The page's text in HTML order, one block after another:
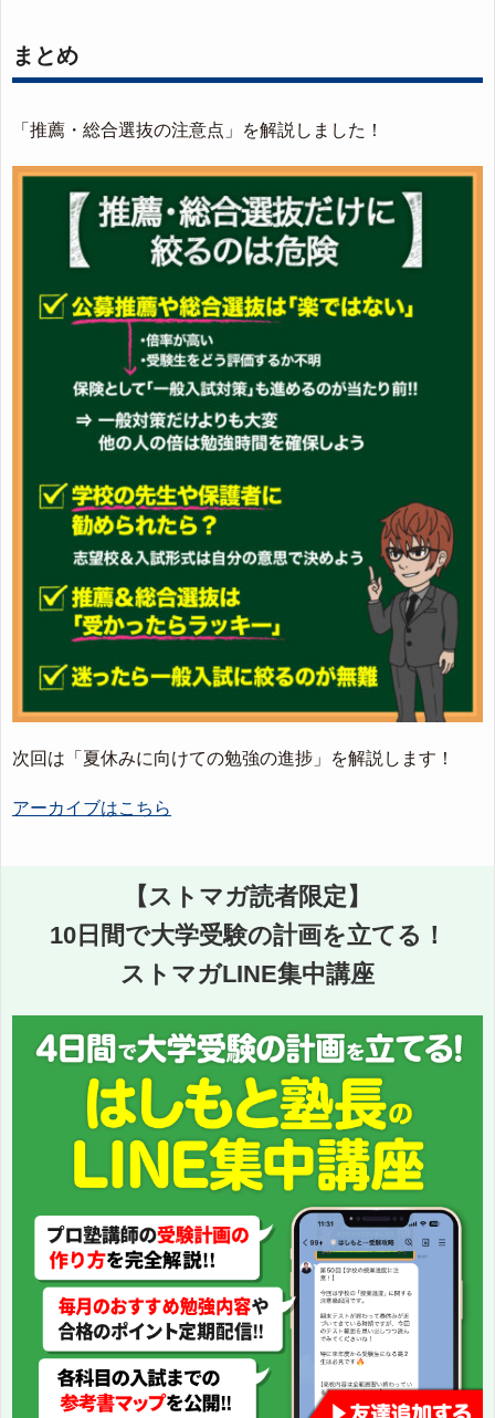
まとめ
「推薦・総合選抜の注意点」を解説しました！
次回は「夏休みに向けての勉強の進捗」を解説します！
アーカイブはこちら
【ストマガ読者限定】
10日間で大学受験の計画を立てる！
ストマガLINE集中講座